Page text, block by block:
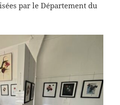
par le Département du